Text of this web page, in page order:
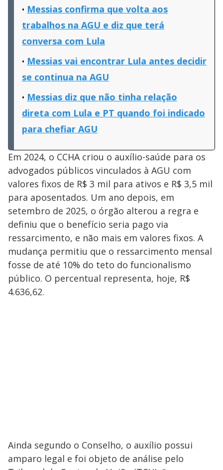
Messias confirma que volta aos
trabalhos na AGU e diz que terá
conversa com Lula
Messias vai encontrar Lula antes decidir
se continua na AGU
Messias diz que não tinha relação
direta com Lula e PT quando foi indicado
para chefiar AGU
Em 2024, o CCHA criou o auxílio-saúde para os
advogados públicos vinculados à AGU com
valores fixos de R$ 3 mil para ativos e R$ 3,5 mil
para aposentados. Um ano depois, em
setembro de 2025, o órgão alterou a regra e
definiu que o benefício seria pago via
ressarcimento, e não mais em valores fixos. A
mudança permitiu que o ressarcimento mensal
fosse de até 10% do teto do funcionalismo
público. O percentual representa, hoje, R$
4.636,62.
Ainda segundo o Conselho, o auxílio possui
amparo legal e foi objeto de análise pelo